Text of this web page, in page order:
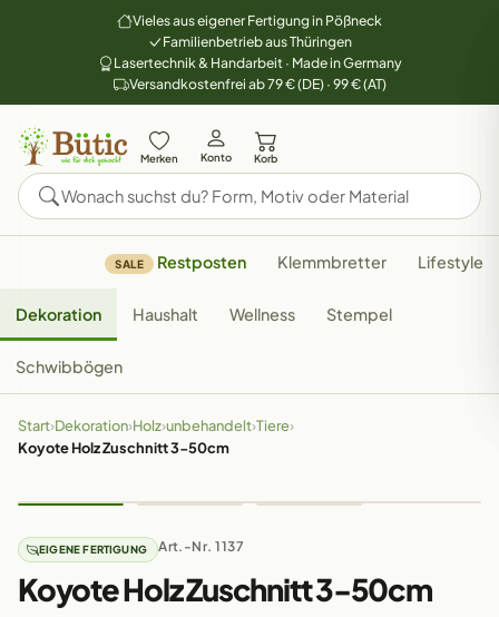
Vieles aus eigener Fertigung in Pößneck
Familienbetrieb aus Thüringen
Lasertechnik & Handarbeit · Made in Germany
Versandkostenfrei ab 79 € (DE) · 99 € (AT)
Merken Konto Korb
SALE Restposten Klemmbretter Lifestyle
Dekoration Haushalt Wellness Stempel
Schwibbögen
Start›Dekoration›Holz›unbehandelt›Tiere›
Koyote Holz Zuschnitt 3-50cm
EIGENE FERTIGUNG Art.-Nr. 1137
Koyote Holz Zuschnitt 3-50cm